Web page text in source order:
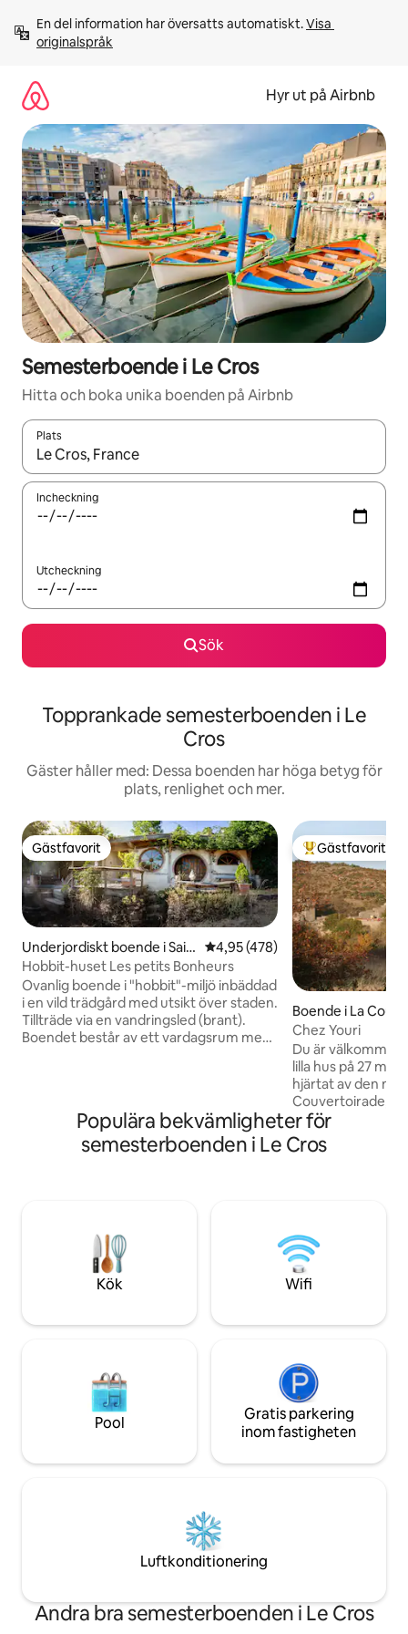
innehåll
En del information har översatts automatiskt. Visa
originalspråk
Hyr ut på Airbnb
Semesterboende i Le Cros
Hitta och boka unika boenden på Airbnb
Plats
När resultaten är tillgängliga kan du navigera med upp- och
Incheckning
Utcheckning
Sök
Topprankade semesterboenden i Le
Cros
Gäster håller med: Dessa boenden har höga betyg för
plats, renlighet och mer.
Gästfavorit
Gästfavorit
Underjordiskt boende i Sain
t-Affrique
4,95 av 5 i genomsnittligt
4,95 (478)
Hobbit-huset Les petits Bonheurs
Ovanlig boende i "hobbit"-miljö inbäddad
i en vild trädgård med utsikt över staden.
Tillträde via en vandringsled (brant).
Boendet består av ett vardagsrum med
(utom på sommaren) Ljus och musik
finns tillgängliga för atmosfären Perfekt
för en romantisk vistelse eller en stund
Populär
Gästfavorit
Boende i La
Chez Youri
Du är
lilla hus på 27 m2, idealiskt beläget i
hjärtat av den
Couvertoirade,
motorväg A75.
uppskatta lugnet
efter att ha
ett sovrum i stuga. Inte lämpligt för
er.
Populära bekvämligheter för
semesterboenden i Le Cros
Kök Wifi
Pool
Gratis parkering
inom fastigheten
Luftkonditionering
Andra bra semesterboenden i Le Cros